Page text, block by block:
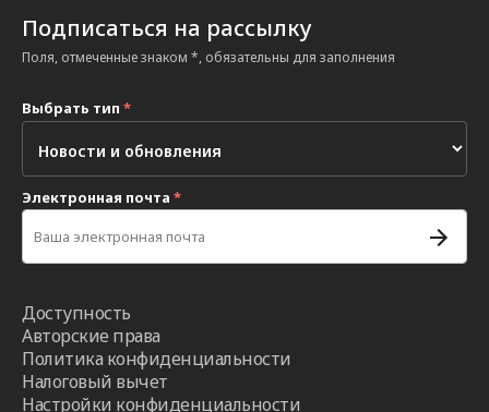
Подписаться на рассылку
Поля, отмеченные знаком *, обязательны для заполнения
Выбрать тип *
Электронная почта *
Доступность
Авторские права
Политика конфиденциальности
Налоговый вычет
Настройки конфиденциальности